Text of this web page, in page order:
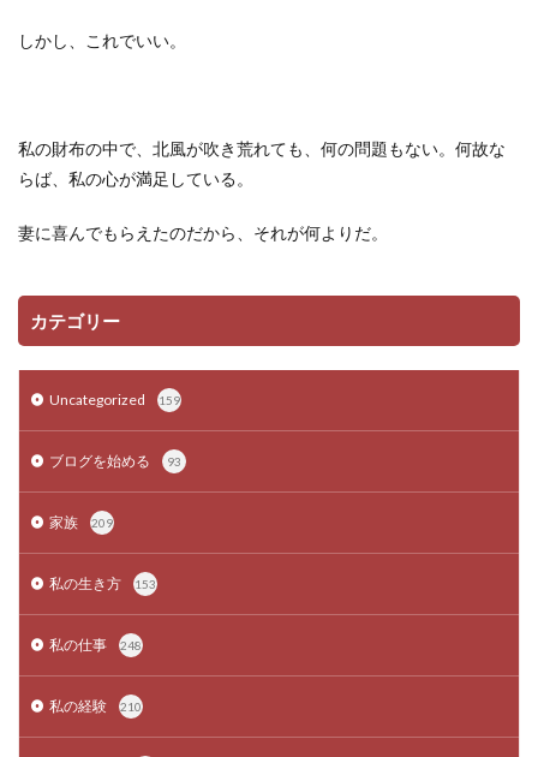
しかし、これでいい。
私の財布の中で、北風が吹き荒れても、何の問題もない。何故な
らば、私の心が満足している。
妻に喜んでもらえたのだから、それが何よりだ。
カテゴリー
Uncategorized 159
ブログを始める 93
家族 209
私の生き方 153
私の仕事 248
私の経験 210